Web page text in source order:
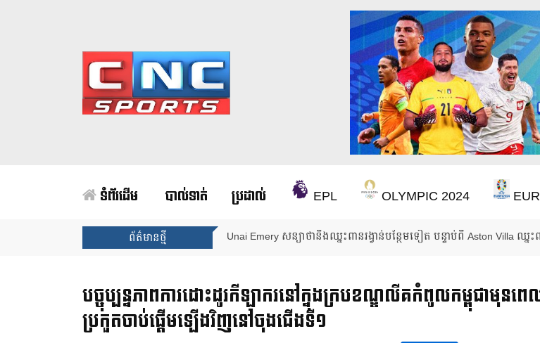
ទំព័រដើម បាល់ទាត់ ប្រដាល់ EPL OLYMPIC 2024
ព័ត៌មានថ្មី Arsenal បញ្ចប់ការរង់ចាំ ២២ ឆ្នាំ ដើម្បីឈ្នះពាន Premier League
បច្ចុប្បន្នភាពការដោះដូរកីឡាករនៅក្នុងក្របខណ្ឌលីគកំពូលកម្ពុជាមុនពេ
ប្រកួតចាប់ផ្តើមឡើងវិញនៅចុងជើងទី១